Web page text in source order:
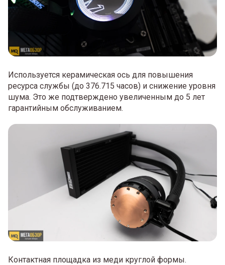
Используется керамическая ось для повышения
ресурса службы (до 376.715 часов) и снижение уровня
шума. Это же подтверждено увеличенным до 5 лет
гарантийным обслуживанием.
Контактная площадка из меди круглой формы.